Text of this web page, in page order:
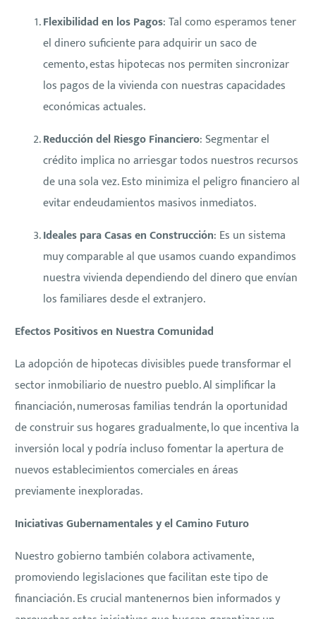
Flexibilidad en los Pagos: Tal como esperamos tener
el dinero suficiente para adquirir un saco de
cemento, estas hipotecas nos permiten sincronizar
los pagos de la vivienda con nuestras capacidades
económicas actuales.
Reducción del Riesgo Financiero: Segmentar el
crédito implica no arriesgar todos nuestros recursos
de una sola vez. Esto minimiza el peligro financiero al
evitar endeudamientos masivos inmediatos.
Ideales para Casas en Construcción: Es un sistema
muy comparable al que usamos cuando expandimos
nuestra vivienda dependiendo del dinero que envían
los familiares desde el extranjero.
Efectos Positivos en Nuestra Comunidad
La adopción de hipotecas divisibles puede transformar el
sector inmobiliario de nuestro pueblo. Al simplificar la
financiación, numerosas familias tendrán la oportunidad
de construir sus hogares gradualmente, lo que incentiva la
inversión local y podría incluso fomentar la apertura de
nuevos establecimientos comerciales en áreas
previamente inexploradas.
Iniciativas Gubernamentales y el Camino Futuro
Nuestro gobierno también colabora activamente,
promoviendo legislaciones que facilitan este tipo de
financiación. Es crucial mantenernos bien informados y